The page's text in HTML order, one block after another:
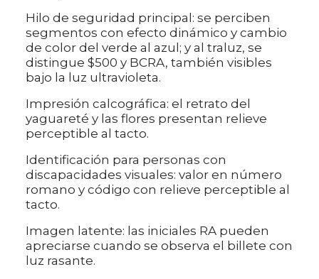
Hilo de seguridad principal: se perciben
segmentos con efecto dinámico y cambio
de color del verde al azul; y al traluz, se
distingue $500 y BCRA, también visibles
bajo la luz ultravioleta.
Impresión calcográfica: el retrato del
yaguareté y las flores presentan relieve
perceptible al tacto.
Identificación para personas con
discapacidades visuales: valor en número
romano y código con relieve perceptible al
tacto.
Imagen latente: las iniciales RA pueden
apreciarse cuando se observa el billete con
luz rasante.